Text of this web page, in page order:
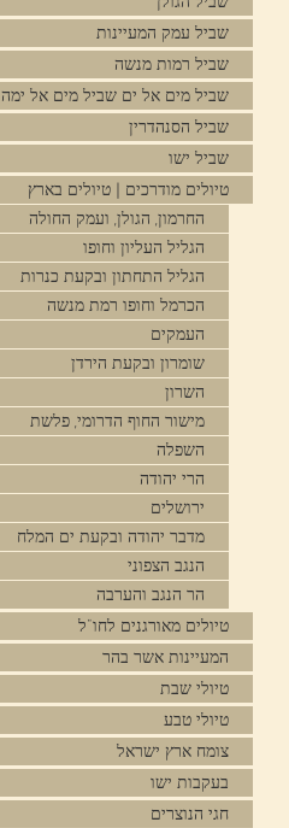
שביל עמק המעיינות
שביל רמות מנשה
שביל מים אל ים שביל מים אל ימה
שביל הסנהדרין
שביל ישו
טיולים מודרכים | טיולים בארץ
החרמון, הגולן, ועמק החולה
הגליל העליון וחופו
הגליל התחתון ובקעת כנרות
הכרמל וחופו רמת מנשה
העמקים
שומרון ובקעת הירדן
השרון
מישור החוף הדרומי, פלשת
השפלה
הרי יהודה
ירושלים
מדבר יהודה ובקעת ים המלח
הנגב הצפוני
הר הנגב והערבה
טיולים מאורגנים לחו"ל
המעיינות אשר בהר
טיולי שבת
טיולי טבע
צומח ארץ ישראל
בעקבות ישו
חגי הנוצרים